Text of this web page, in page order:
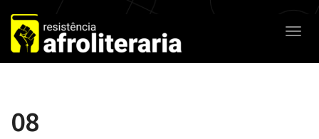
Pular
para
o
conteúdo
08